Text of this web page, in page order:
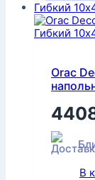
Orac
В